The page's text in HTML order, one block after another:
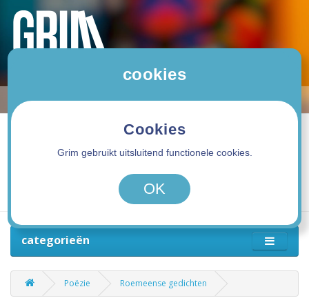
0 product(en) - 0,00€
categorieën
Poëzie Roemeense gedichten
cookies
Cookies
Grim gebruikt uitsluitend functionele cookies.
OK